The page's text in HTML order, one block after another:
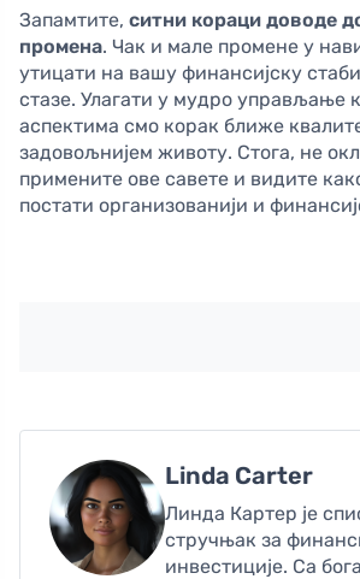
Запамтите, ситни кораци доводе
промена. Чак и мале промене у
утицати на вашу финансијску
стазе. Улагати у мудро управљање
аспектима смо корак ближе
задовољнијем животу. Стога, не
примените ове савете и видите
постати организованији и
Linda Carter
Линда Картер је
стручњак за
инвестиције. Са